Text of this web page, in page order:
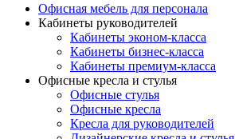
Офисная мебель для персонала
Кабинеты руководителей
Кабинеты эконом-класса
Кабинеты бизнес-класса
Кабинеты премиум-класса
Офисные кресла и стулья
Офисные стулья
Офисные кресла
Кресла для руководителей